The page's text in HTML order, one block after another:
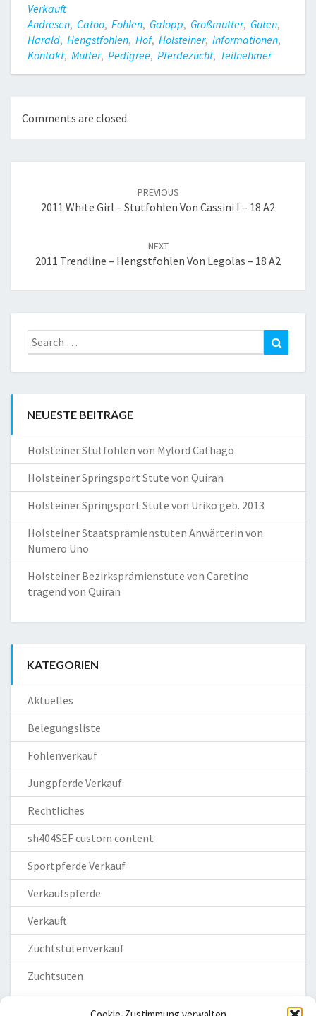
Verkauft
Andresen, Catoo, Fohlen, Galopp, Großmutter, Guten,
Harald, Hengstfohlen, Hof, Holsteiner, Informationen,
Kontakt, Mutter, Pedigree, Pferdezucht, Teilnehmer
Comments are closed.
PREVIOUS
2011 White Girl – Stutfohlen Von Cassini I – 18 A2
NEXT
2011 Trendline – Hengstfohlen Von Legolas – 18 A2
Search
for:
NEUESTE BEITRÄGE
Holsteiner Stutfohlen von Mylord Cathago
Holsteiner Springsport Stute von Quiran
Holsteiner Springsport Stute von Uriko geb. 2013
Holsteiner Staatsprämienstuten Anwärterin von
Numero Uno
Holsteiner Bezirksprämienstute von Caretino
tragend von Quiran
KATEGORIEN
Aktuelles
Belegungsliste
Fohlenverkauf
Jungpferde Verkauf
Rechtliches
sh404SEF custom content
Sportpferde Verkauf
Verkaufspferde
Verkauft
Zuchtstutenverkauf
Zuchtsuten